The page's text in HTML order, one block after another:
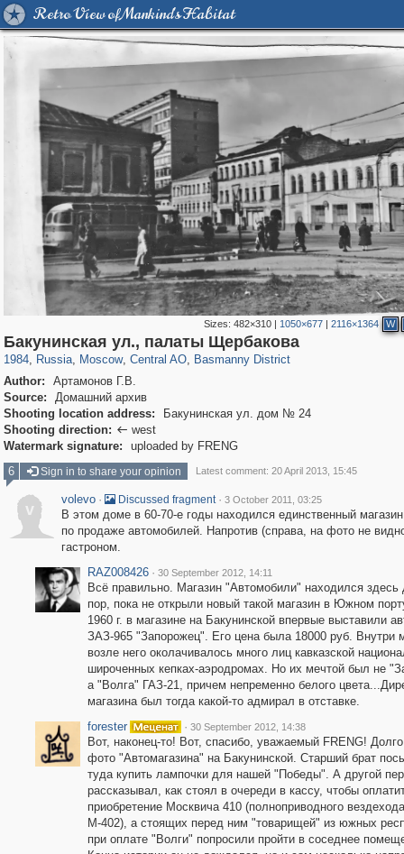
Retro View of Mankind's Habitat
Sizes:482×310 | 1050×677 |2116×1364 W
Бакунинская ул., палаты Щербакова
1984, Russia
1,407,712 29,262
, Moscow
319,968 8,295
, Central AO
160,055 5,920
, Basmanny District
13,215 520
Author:
Артамонов Г.В.
Source:
Домашний архив
Shooting location address:
Бакунинская ул. дом № 24
Shooting direction:  west
Watermark signature:
uploaded by FRENG
6
Sign in to share your opinion Latest comment: 20 April 2013, 15:45
v
volevo · Discussed fragment · 3 October 2011, 03:25
В этом доме в 60-70-е годы находился единственный
по продаже автомобилей. Напротив (справа, на фото не
гастроном.
RAZ008426 · 30 September 2012, 14:11
Всё правильно. Магазин "Автомобили" находился здесь
пор, пока не открыли новый такой магазин в Южном
1960 г. в магазине на Бакунинской впервые выставили
ЗАЗ-965 "Запорожец". Его цена была 18000 руб. Внутри
возле него околачивалось много лиц кавказской
широченных кепках-аэродромах. Но их мечтой был не
а "Волга" ГАЗ-21, причем непременно белого
магазина был тогда какой-то адмирал в отставке.
forester
· 30 September 2012, 14:38
Вот, наконец-то! Вот, спасибо, уважаемый FRENG!
фото "Автомагазина" на Бакунинской. Старший брат
туда купить лампочки для нашей "Победы". А другой
рассказывал, как стоял в очереди в кассу, чтобы
приобретение Москвича 410 (полноприводного
М-402), а стоящих перед ним "товарищей" из южных
при оплате "Волги" попросили пройти в соседнее